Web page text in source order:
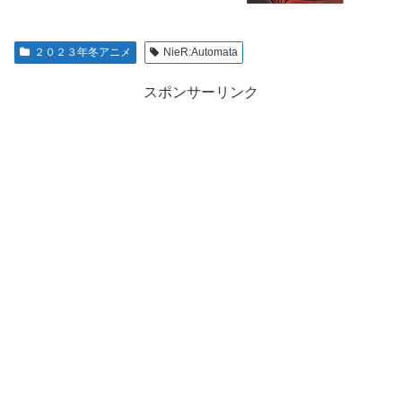
２０２３年冬アニメ NieR:Automata
スポンサーリンク